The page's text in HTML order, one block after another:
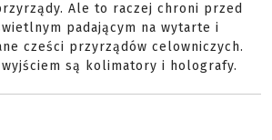
Ale to raczej chroni przed
padającym na wytarte i
cześci przyrządów celowniczych.
są kolimatory i holografy.